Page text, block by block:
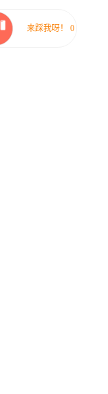
来踩我呀！ 0